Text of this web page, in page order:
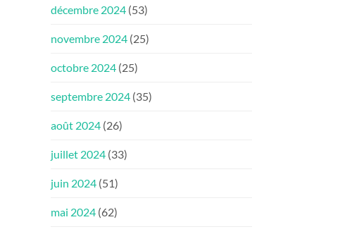
décembre 2024 (53)
novembre 2024 (25)
octobre 2024 (25)
septembre 2024 (35)
août 2024 (26)
juillet 2024 (33)
juin 2024 (51)
mai 2024 (62)